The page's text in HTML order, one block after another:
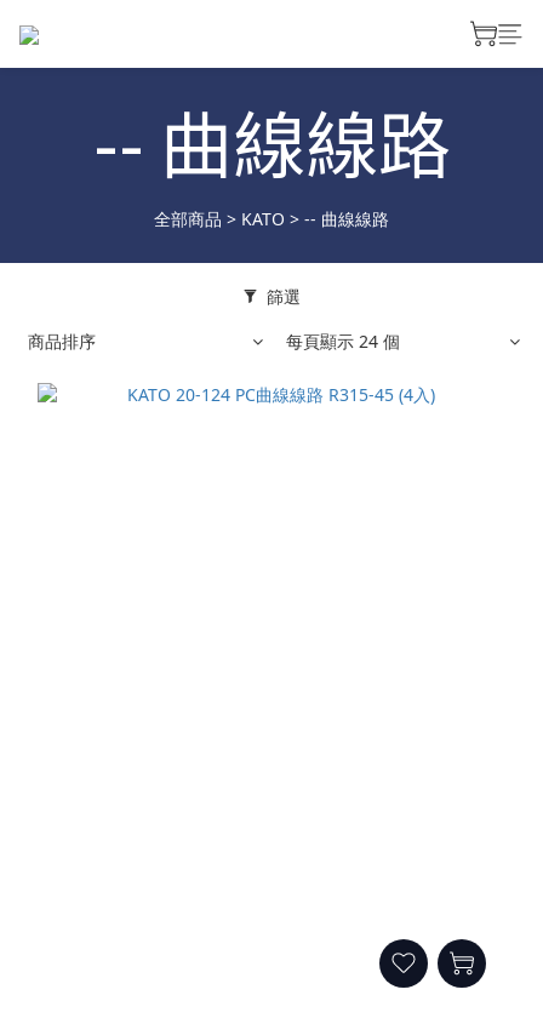
-- 曲線線路
全部商品 > KATO > -- 曲線線路
篩選
商品排序
每頁顯示 24 個